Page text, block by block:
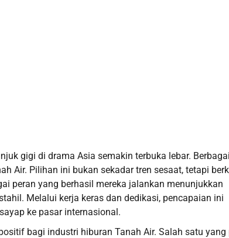
gigi di drama Asia semakin terbuka lebar. Berbagai
Air. Pilihan ini bukan sekadar tren sesaat, tetapi
peran yang berhasil mereka jalankan menunjukkan
Melalui kerja keras dan dedikasi, pencapaian ini
ke pasar internasional.
bagi industri hiburan Tanah Air. Salah satu yang